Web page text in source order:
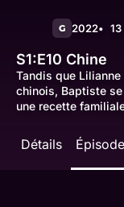
G 2022
S1:E10 Chine
Tandis que
chinois, Baptiste
une recette
Détails